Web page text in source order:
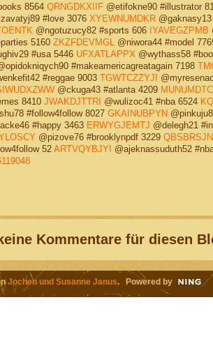
8564 QRNGDKXIIF@etifokne90 #illustrator
#love 3076 XYEWNUMDKR@gaknasy13
@ngotuzucy82 #sports 606 IYAVEGZPMB
5160 ZKZFDEVMGL @niwora44 #model
#usa 5446 UFXATLAPPX @wythass58
#makeamericagreatagain 7198
#reggae 9003 TGWTCZZYJI
@ckuga43 #atlanta 4209
8410 JWAKDJTTRI @wulizoc41 #nba 6524
#follow4follow 8027 GKAINUBPYN
#happy 3463 ERWYGJEMTJ @delegh21
@pizove76 #brooklynpdf 3229
52 ARTVQYBJYI @ajeknassuduth52
Kommentare für diesen
Jochen und Susanne Janus. Powered by